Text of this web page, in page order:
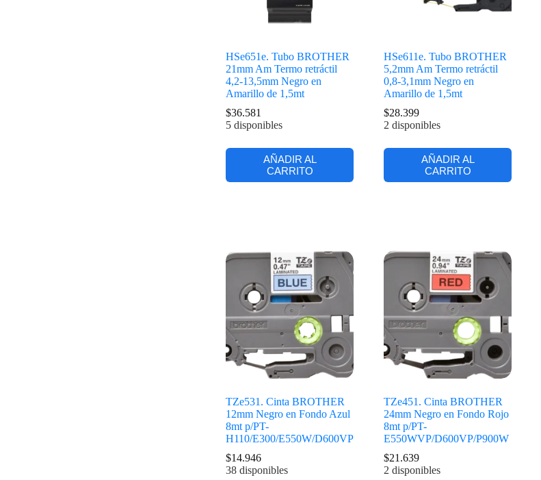
HSe651e. Tubo BROTHER
21mm Am Termo retráctil
4,2-13,5mm Negro en
Amarillo de 1,5mt
$36.581
5 disponibles
AÑADIR AL
CARRITO
HSe611e. Tubo BROTHER
5,2mm Am Termo retráctil
0,8-3,1mm Negro en
Amarillo de 1,5mt
$28.399
2 disponibles
AÑADIR AL
CARRITO
TZe531. Cinta BROTHER
12mm Negro en Fondo Azul
8mt p/PT-
H110/E300/E550W/D600VP
$14.946
38 disponibles
TZe451. Cinta BROTHER
24mm Negro en Fondo Rojo
8mt p/PT-
E550WVP/D600VP/P900W
$21.639
2 disponibles